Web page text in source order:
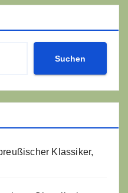
Suchen
Klassiker,